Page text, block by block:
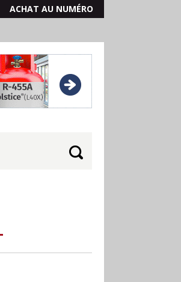
ACHAT AU NUMÉRO
Canicule : les